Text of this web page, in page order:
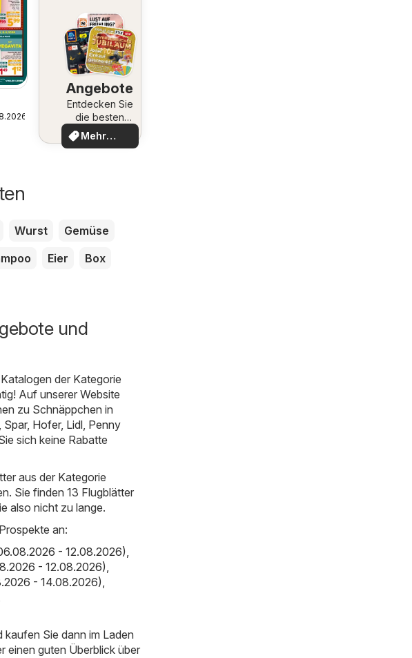
Angebote
Entdecken Sie
die besten
Angebote
Mehr
entdecken
Wurst
Gemüse
Eier
Box
und
der Kategorie
Auf unserer Website
zu Schnäppchen in
Spar, Hofer, Lidl Penny
sich keine Rabatte
aus der Kategorie
Sie finden 13 Flugblätter
also nicht zu lange.
an:
- 12.08.2026)
- 12.08.2026)
- 14.08.2026)
kaufen Sie dann im Laden
einen guten Überblick über